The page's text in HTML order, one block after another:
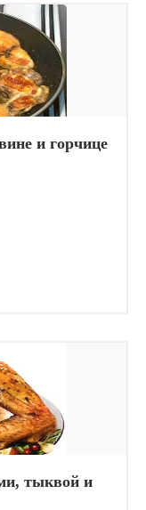
и горчице
тыквой и